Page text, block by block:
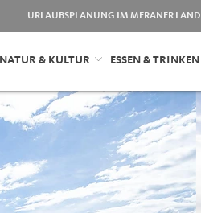
URLAUBSPLANUNG IM MERANER LAND
NATUR & KULTUR ESSEN & TRINKEN